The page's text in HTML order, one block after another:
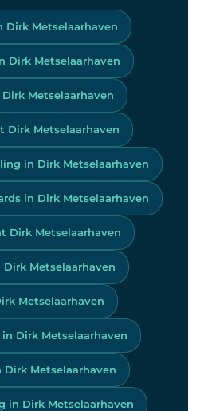
Dirk Metselaarhaven
Dirk Metselaarhaven
Metselaarhaven
Dirk Metselaarhaven
in Dirk Metselaarhaven
in Dirk Metselaarhaven
Dirk Metselaarhaven
Metselaarhaven
Metselaarhaven
Dirk Metselaarhaven
Dirk Metselaarhaven
in Dirk Metselaarhaven